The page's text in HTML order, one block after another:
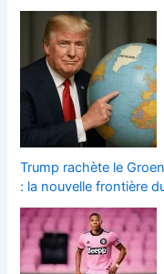
Trump rachète le
: la nouvelle frontière